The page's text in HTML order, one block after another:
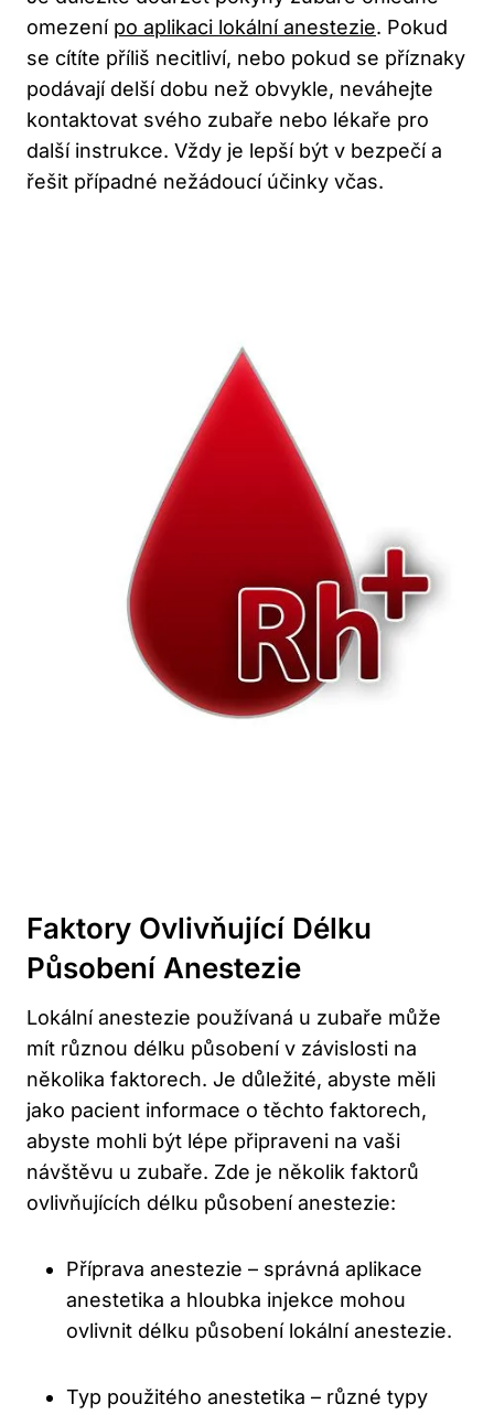
omezení po aplikaci lokální anestezie. Pokud
se cítíte příliš necitliví, nebo pokud se příznaky
podávají delší dobu než obvykle, neváhejte
kontaktovat svého zubaře nebo lékaře pro
další instrukce. Vždy je lepší být v bezpečí a
řešit případné nežádoucí účinky včas.
Faktory Ovlivňující Délku
Působení Anestezie
Lokální anestezie používaná u zubaře může
mít různou délku působení v závislosti na
několika faktorech. Je důležité, abyste měli
jako pacient informace o těchto faktorech,
abyste mohli být lépe připraveni na vaši
návštěvu u zubaře. Zde je několik faktorů
ovlivňujících délku působení anestezie:
Příprava anestezie – správná aplikace
anestetika a hloubka injekce mohou
ovlivnit délku působení lokální anestezie.
Typ použitého anestetika – různé typy